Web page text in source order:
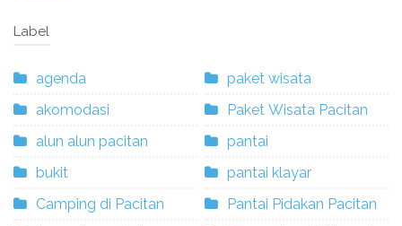
Label
agenda
akomodasi
alun alun pacitan
bukit
Camping di Pacitan
paket wisata
Paket Wisata Pacitan
pantai
pantai klayar
Pantai Pidakan Pacitan